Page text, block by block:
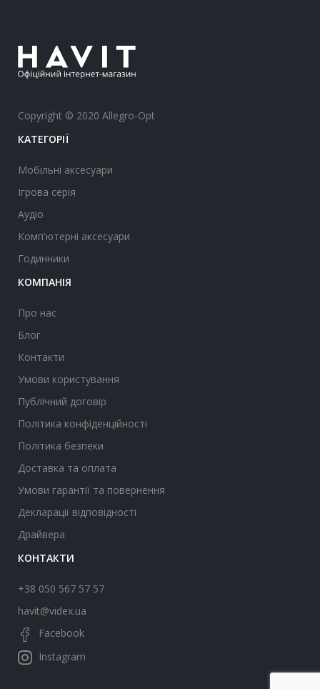
Copyright © 2020 Allegro-Opt
КАТЕГОРІЇ
Мобільні аксесуари
Ігрова серія
Аудіо
Комп'ютерні аксесуари
Годинники
КОМПАНІЯ
Про нас
Блог
Контакти
Умови користування
Публічний договір
Політика конфіденційності
Політика безпеки
Доставка та оплата
Умови гарантії та повернення
Декларації відповідності
Драйвера
КОНТАКТИ
+38 050 567 57 57
havit@videx.ua
Facebook
Instagram